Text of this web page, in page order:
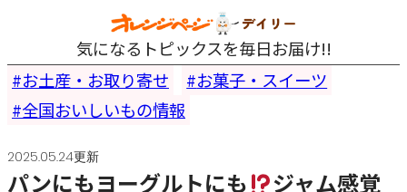
気になるトピックスを毎日お届け!!
お土産・お取り寄せ
お菓子・スイーツ
全国おいしいもの情報
2025.05.24更新
パンにもヨーグルトにも ジャム感覚